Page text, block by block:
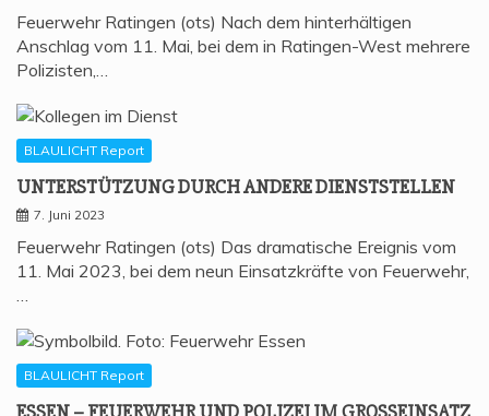
Feuerwehr Ratingen (ots) Nach dem hinterhältigen
Anschlag vom 11. Mai, bei dem in Ratingen-West mehrere
Polizisten,…
BLAULICHT Report
UNTER­STÜT­ZUNG DURCH ANDE­RE DIENSTSTELLEN
7. Juni 2023
Feuerwehr Ratingen (ots) Das dramatische Ereignis vom
11. Mai 2023, bei dem neun Einsatzkräfte von Feuerwehr,
…
BLAULICHT Report